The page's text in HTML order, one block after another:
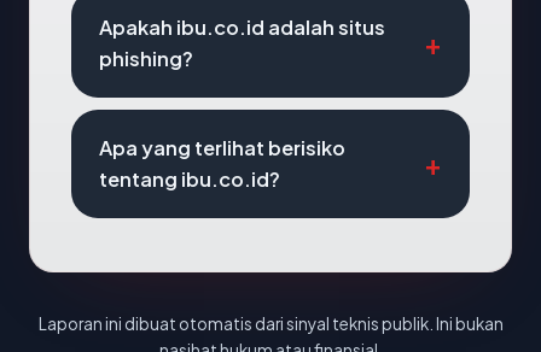
Apakah ibu.co.id adalah situs
phishing?
Apa yang terlihat berisiko
tentang ibu.co.id?
Laporan ini dibuat otomatis dari sinyal teknis publik. Ini bukan